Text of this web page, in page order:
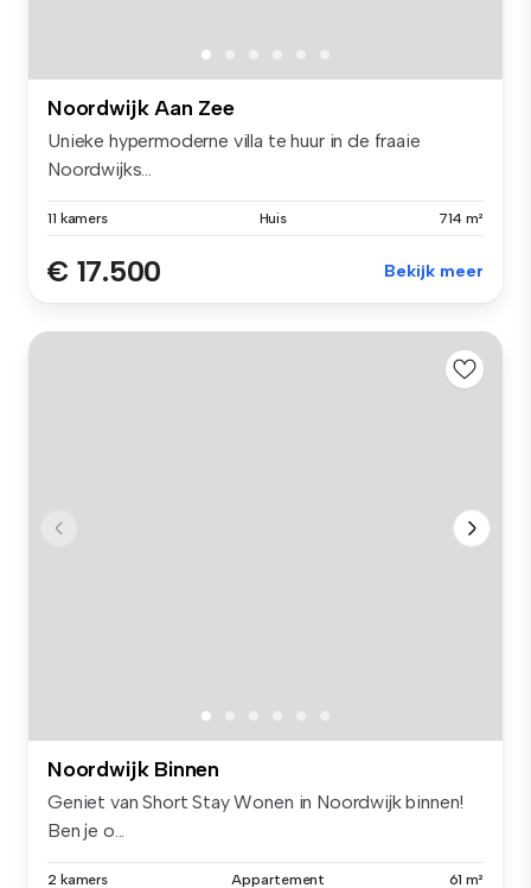
Noordwijk Aan Zee
Unieke hypermoderne villa te huur in de fraaie
Noordwijks...
11 kamers Huis 714 m²
€ 17.500 Bekijk meer
Noordwijk Binnen
Geniet van Short Stay Wonen in Noordwijk binnen!
Ben je o...
2 kamers Appartement 61 m²